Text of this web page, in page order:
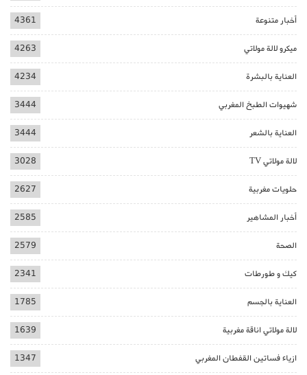
أخبار متنوعة 4361
ميكرو لالة مولاتي 4263
العناية بالبشرة 4234
شهيوات الطبخ المغربي 3444
العناية بالشعر 3444
لالة مولاتي TV 3028
حلويات مغربية 2627
أخبار المشاهير 2585
الصحة 2579
كيك و طورطات 2341
العناية بالجسم 1785
لالة مولاتي اناقة مغربية 1639
ازياء فساتين القفطان المغربي 1347